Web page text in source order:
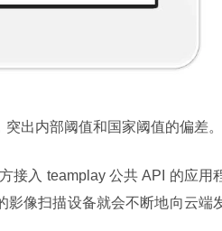
出内部阈值和国家阈值的偏差。
接入 teamplay 公共 API 的应用
影像扫描设备就会不断地向云端